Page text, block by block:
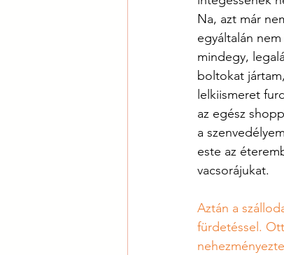
Na, azt már
egyáltalán
mindegy,
boltokat
lelkiismeret
az egész
a
este az
vacsorájukat.
Aztán a
fürdetéssel.